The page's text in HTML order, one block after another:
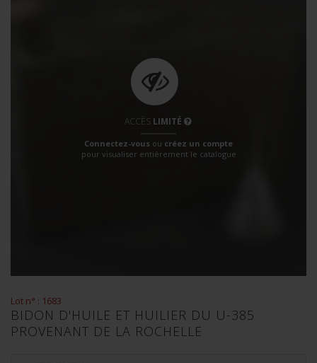
ACCÈS LIMITÉ
Connectez-vous ou créez un compte
pour visualiser entièrement le catalogue
Lot n° : 1683
BIDON D'HUILE ET HUILIER DU U-385
PROVENANT DE LA ROCHELLE